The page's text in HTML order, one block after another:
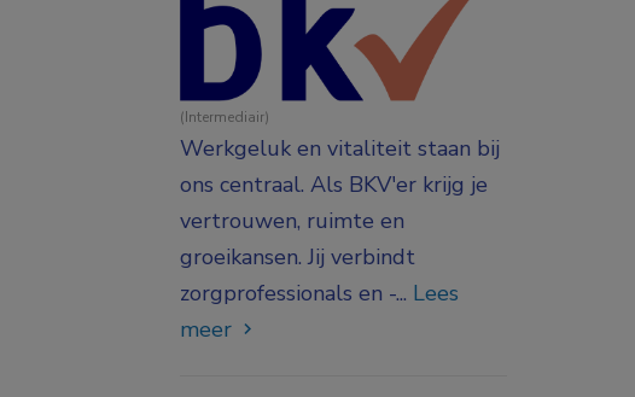
(Intermediair)
Werkgeluk en vitaliteit staan bij
ons centraal. Als BKV'er krijg je
vertrouwen, ruimte en
groeikansen. Jij verbindt
zorgprofessionals en -... Lees
meer